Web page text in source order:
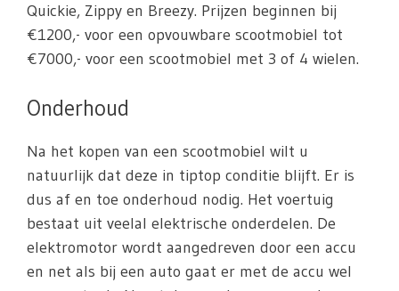
Quickie, Zippy en Breezy. Prijzen beginnen bij
€1200,- voor een opvouwbare scootmobiel tot
€7000,- voor een scootmobiel met 3 of 4 wielen.
Onderhoud
Na het kopen van een scootmobiel wilt u
natuurlijk dat deze in tiptop conditie blijft. Er is
dus af en toe onderhoud nodig. Het voertuig
bestaat uit veelal elektrische onderdelen. De
elektromotor wordt aangedreven door een accu
en net als bij een auto gaat er met de accu wel